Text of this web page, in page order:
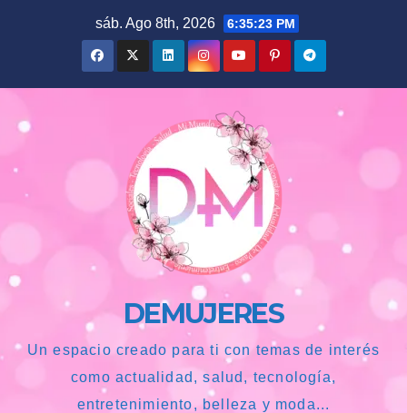
sáb. Ago 8th, 2026 6:35:24 PM
DEMUJERES
Un espacio creado para ti con temas de interés
como actualidad, salud, tecnología,
entretenimiento, belleza y moda...